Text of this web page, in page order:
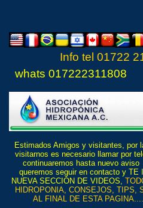
Info tel 01722
whats 017222311808
Estimados Amigos y visitantes, por
visitarnos es necesario llamar por
continuaremos hasta nuevo
queremos seguir en contacto y TE
NUEVA SECCIÓN DE VIDEOS,
HIDROPONIA, CONSEJOS, TIPS,
AL FINAL DE ESTA